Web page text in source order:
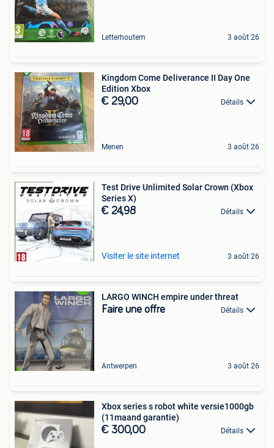
Letterhoutem 3 août 26
Kingdom Come Deliverance II Day One
Edition Xbox
€ 29,00 Détails
Menen 3 août 26
Test Drive Unlimited Solar Crown (Xbox
Series X)
€ 24,98 Détails
Visiter le site internet 3 août 26
LARGO WINCH empire under threat
Faire une offre Détails
Antwerpen 3 août 26
Xbox series s robot white versie1000gb
(11maand garantie)
€ 300,00 Détails